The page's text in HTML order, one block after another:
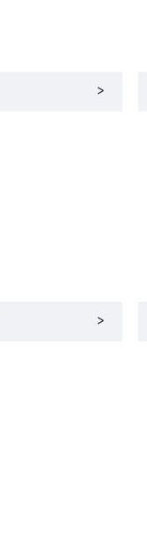
>
>